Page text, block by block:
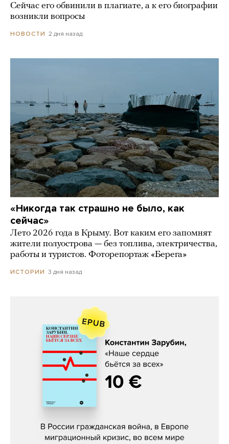
Сейчас его обвинили в плагиате, а к его биографии
возникли вопросы
НОВОСТИ 2 дня назад
«Никогда так страшно не было, как
сейчас»
Лето 2026 года в Крыму. Вот каким его запомнят
жители полуострова — без топлива, электричества,
работы и туристов. Фоторепортаж «Берега»
ИСТОРИИ 3 дня назад
Константин Зарубин, «Наше сердце